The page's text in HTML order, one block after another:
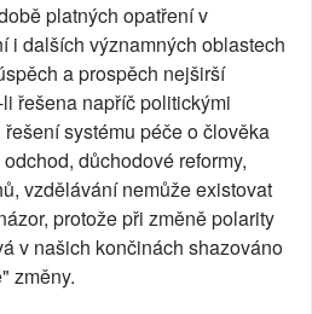
platných opatření v
i dalších významných oblastech
a prospěch nejširší
řešena napříč politickými
systému péče o člověka
důchodové reformy,
vzdělávání nemůže existovat
protože při změně polarity
v našich končinách shazováno
změny.